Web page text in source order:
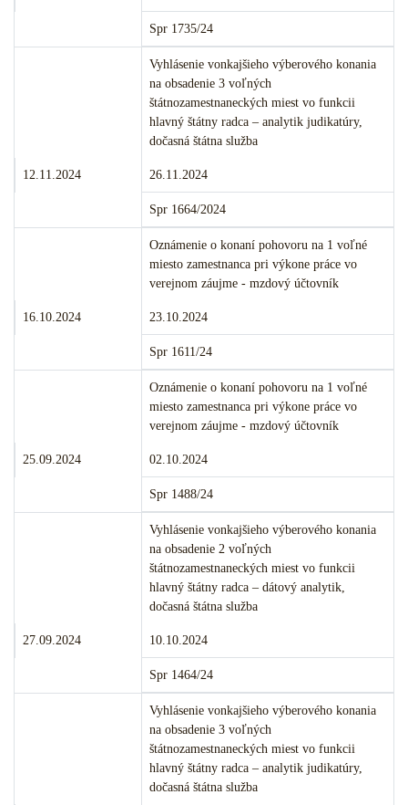
Číslo:
Spr 1735/24
Merito veci:
Vyhlásenie vonkajšieho výberového konania
na obsadenie 3 voľných
štátnozamestnaneckých miest vo funkcii
hlavný štátny radca – analytik judikatúry,
dočasná štátna služba
Termín podania:
12.11.2024 Termín konania:
26.11.2024
Číslo:
Spr 1664/2024
Merito veci:
Oznámenie o konaní pohovoru na 1 voľné
miesto zamestnanca pri výkone práce vo
verejnom záujme - mzdový účtovník
Termín podania:
16.10.2024 Termín konania:
23.10.2024
Číslo:
Spr 1611/24
Merito veci:
Oznámenie o konaní pohovoru na 1 voľné
miesto zamestnanca pri výkone práce vo
verejnom záujme - mzdový účtovník
Termín podania:
25.09.2024 Termín konania:
02.10.2024
Číslo:
Spr 1488/24
Merito veci:
Vyhlásenie vonkajšieho výberového konania
na obsadenie 2 voľných
štátnozamestnaneckých miest vo funkcii
hlavný štátny radca – dátový analytik,
dočasná štátna služba
Termín podania:
27.09.2024 Termín konania:
10.10.2024
Číslo:
Spr 1464/24
Merito veci:
Vyhlásenie vonkajšieho výberového konania
na obsadenie 3 voľných
štátnozamestnaneckých miest vo funkcii
hlavný štátny radca – analytik judikatúry,
dočasná štátna služba